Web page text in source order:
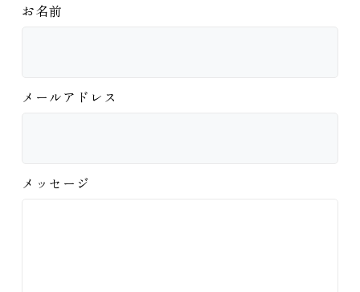
お名前
メールアドレス
メッセージ